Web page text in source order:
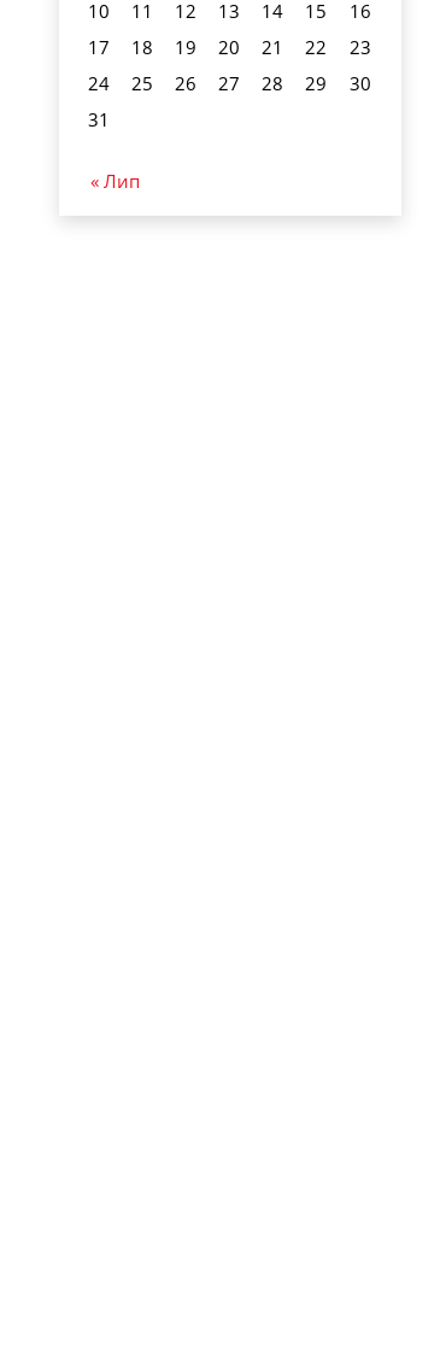
10
11 12 13 14 15
16
17
18 19 20 21 22
23
24
25 26 27 28 29
30
31
« Лип